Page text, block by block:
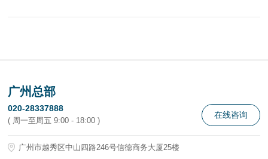
广州总部
020-28337888
( 周一至周五 9:00 - 18:00 )
在线咨询
广州市越秀区中山四路246号信德商务大厦25楼